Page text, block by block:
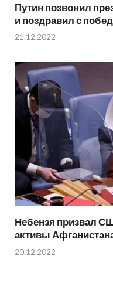
Путин позвонил
и поздравил с
21.12.2022
Небензя призвал
активы
20.12.2022